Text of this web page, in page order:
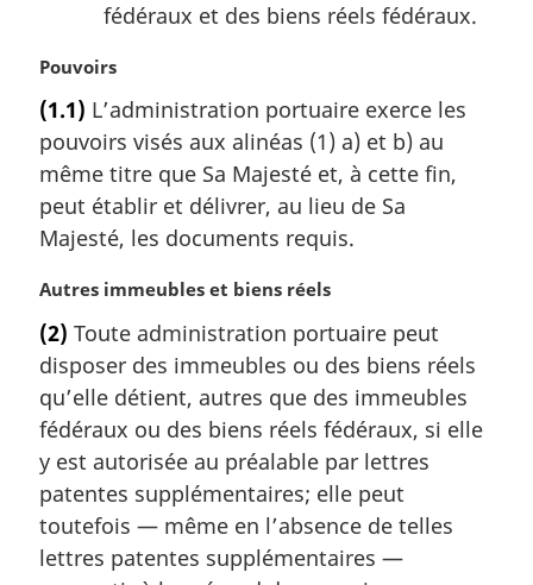
fédéraux et des biens réels fédéraux.
N
t
e
m
a
r
g
n
a
e
:
Pouvoirs
(1.1) L’administration portuaire exerce les
pouvoirs visés aux alinéas (1) a) et b) au
même titre que Sa Majesté et, à cette fin,
peut établir et délivrer, au lieu de Sa
Majesté, les documents requis.
N
t
e
m
a
r
g
i
n
a
Autres immeubles et biens réels
(2) Toute administration portuaire peut
disposer des immeubles ou des biens réels
qu’elle détient, autres que des immeubles
fédéraux ou des biens réels fédéraux, si elle
y est autorisée au préalable par lettres
patentes supplémentaires; elle peut
toutefois — même en l’absence de telles
lettres patentes supplémentaires —